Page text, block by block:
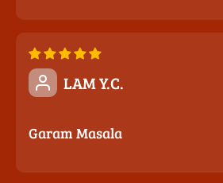
LAM Y.C.
Garam Masala